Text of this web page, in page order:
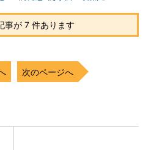
事が 7 件あります
次のページへ